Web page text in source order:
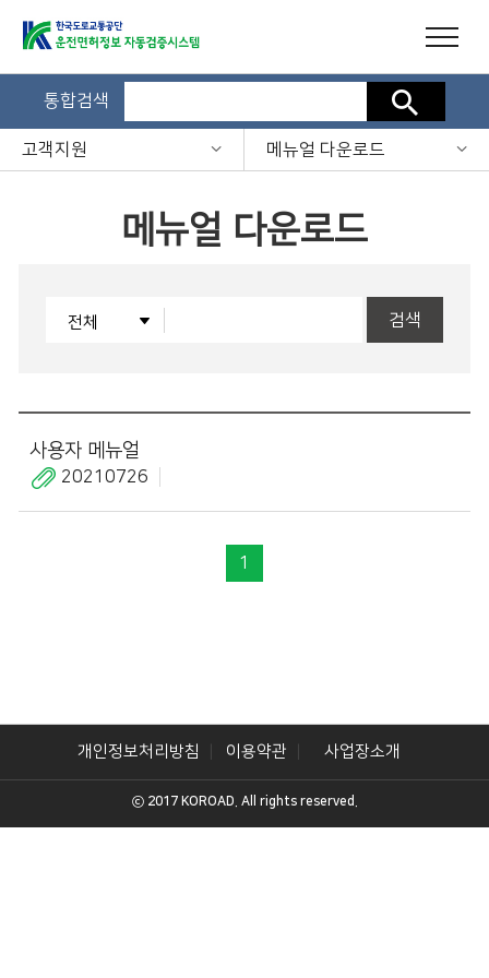
통합검색 검색
고객지원 메뉴얼 다운로드
메뉴얼 다운로드
검색
사용자 메뉴얼
20210726
1
개인정보처리방침 이용약관 사업장소개
ⓒ 2017 KOROAD. All rights reserved.